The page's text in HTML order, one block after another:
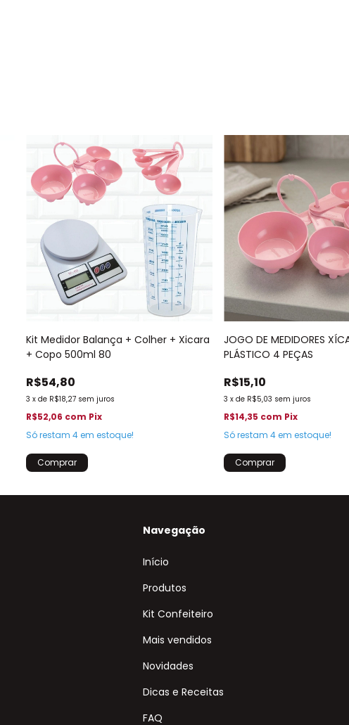
Kit Medidor Balança + Colher + Xicara
+ Copo 500ml 80
R$54,80
3 x de R$18,27 sem juros
R$52,06 com Pix
Só restam 4em estoque!
JOGO DE MEDIDORES
PLÁSTICO 4 PEÇAS
R$15,10
3 x de R$5,03 sem juros
R$14,35 com Pix
Só restam 4em estoque!
Navegação
Início
Produtos
Kit Confeiteiro
Mais vendidos
Novidades
Dicas e Receitas
FAQ